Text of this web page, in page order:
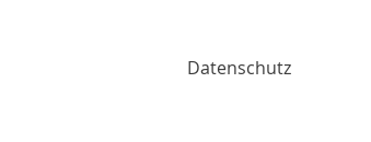
Datenschutz